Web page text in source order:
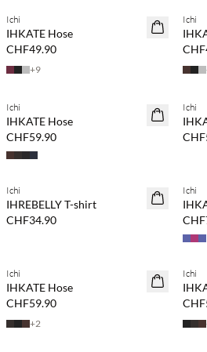
NEUHEITEN
Ichi
IHKATE Hose
CHF49.90
+9
Ichi
NEUHEITEN
Ichi
IHKATE Hose
CHF59.90
Ichi
NEUHEITEN
Kaufe mind. 2 & spare 20 %
Ichi
IHREBELLY T-shirt
CHF34.90
Ichi
NEUHEITEN
Ichi
IHKATE Hose
CHF59.90
+2
Ichi